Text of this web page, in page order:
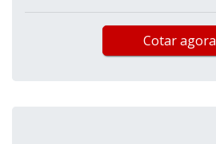
Cotar agora